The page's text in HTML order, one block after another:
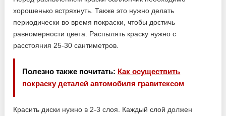
хорошенько встряхнуть. Также это нужно делать
периодически во время покраски, чтобы достичь
равномерности цвета. Распылять краску нужно с
расстояния 25-30 сантиметров.
Полезно также почитать: Как осуществить
покраску деталей автомобиля гравитексом
Красить диски нужно в 2-3 слоя. Каждый слой должен